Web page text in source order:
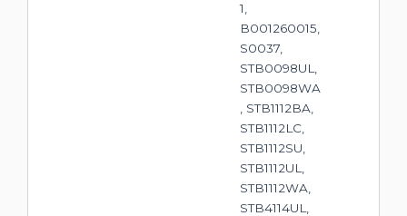
1,
B001260015,
S0037,
STB0098UL,
STB0098WA
, STB1112BA,
STB1112LC,
STB1112SU,
STB1112UL,
STB1112WA,
STB4114UL,